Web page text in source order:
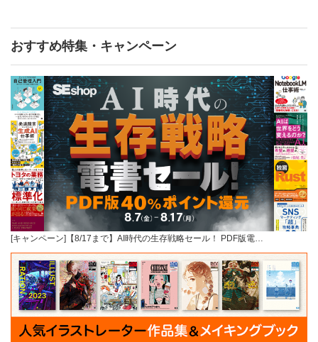
おすすめ特集・キャンペーン
[キャンペーン]【8/17まで】AI時代の生存戦略セール！ PDF版電…